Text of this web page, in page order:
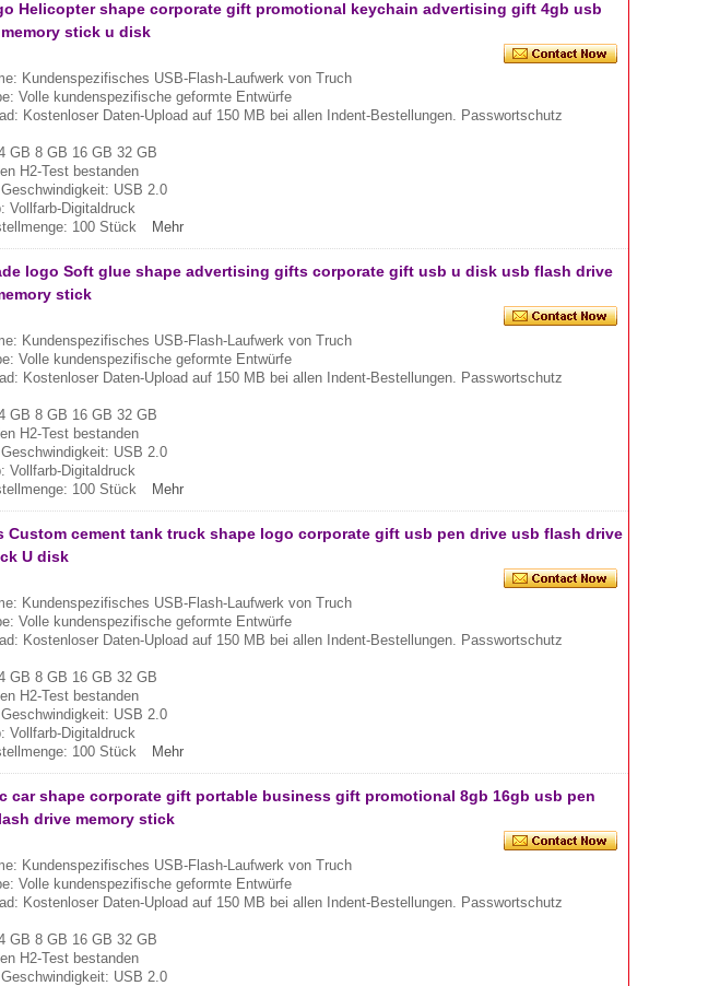
Helicopter shape corporate gift promotional keychain advertising gift 4gb usb
stick u disk
Kundenspezifisches USB-Flash-Laufwerk von Truch
Volle kundenspezifische geformte Entwürfe
Kostenloser Daten-Upload auf 150 MB bei allen Indent-Bestellungen. Passwortschutz
GB 8 GB 16 GB 32 GB
H2-Test bestanden
USB 2.0
Vollfarb-Digitaldruck
100 Stück
Mehr
logo Soft glue shape advertising gifts corporate gift usb u disk usb flash drive
stick
Kundenspezifisches USB-Flash-Laufwerk von Truch
Volle kundenspezifische geformte Entwürfe
Kostenloser Daten-Upload auf 150 MB bei allen Indent-Bestellungen. Passwortschutz
GB 8 GB 16 GB 32 GB
H2-Test bestanden
USB 2.0
Vollfarb-Digitaldruck
100 Stück
Mehr
Custom cement tank truck shape logo corporate gift usb pen drive usb flash drive
U disk
Kundenspezifisches USB-Flash-Laufwerk von Truch
Volle kundenspezifische geformte Entwürfe
Kostenloser Daten-Upload auf 150 MB bei allen Indent-Bestellungen. Passwortschutz
GB 8 GB 16 GB 32 GB
H2-Test bestanden
USB 2.0
Vollfarb-Digitaldruck
100 Stück
Mehr
car shape corporate gift portable business gift promotional 8gb 16gb usb pen
drive memory stick
Kundenspezifisches USB-Flash-Laufwerk von Truch
Volle kundenspezifische geformte Entwürfe
Kostenloser Daten-Upload auf 150 MB bei allen Indent-Bestellungen. Passwortschutz
GB 8 GB 16 GB 32 GB
H2-Test bestanden
USB 2.0